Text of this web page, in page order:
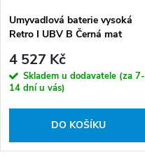
Umyvadlová baterie vysoká
Retro I UBV B Černá mat
4 527 Kč
Skladem u dodavatele (za 7-
14 dní u vás)
DO KOŠÍKU